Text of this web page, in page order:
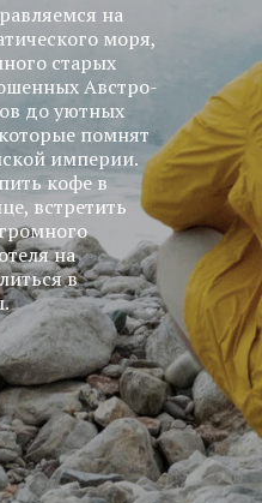
на
моря,
старых
Австро-
до уютных
помнят
империи.
кофе в
встретить
на
в